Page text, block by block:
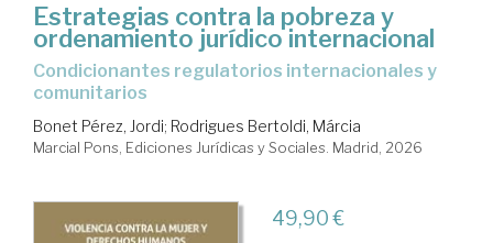
Estrategias contra la pobreza y
ordenamiento jurídico internacional
Condicionantes regulatorios internacionales y
comunitarios
Bonet Pérez, Jordi; Rodrigues Bertoldi, Márcia
Marcial Pons, Ediciones Jurídicas y Sociales. Madrid, 2026
49,90 €